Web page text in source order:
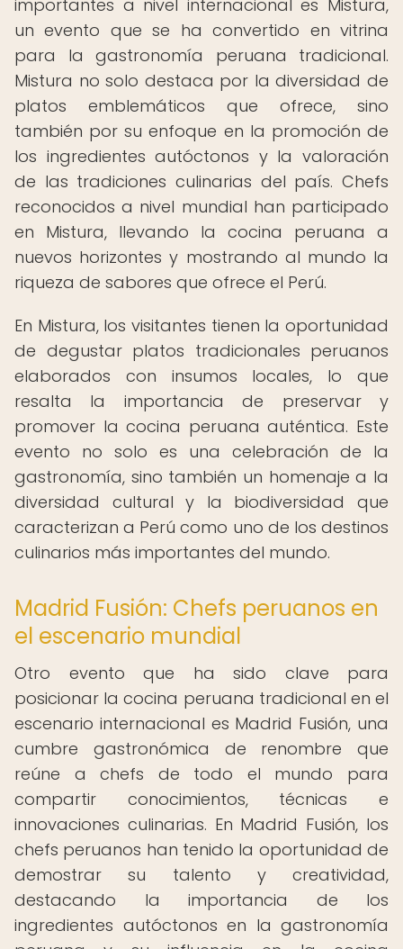
importantes a nivel internacional es Mistura,
un evento que se ha convertido en vitrina
para la gastronomía peruana tradicional.
Mistura no solo destaca por la diversidad de
platos emblemáticos que ofrece, sino
también por su enfoque en la promoción de
los ingredientes autóctonos y la valoración
de las tradiciones culinarias del país. Chefs
reconocidos a nivel mundial han participado
en Mistura, llevando la cocina peruana a
nuevos horizontes y mostrando al mundo la
riqueza de sabores que ofrece el Perú.
En Mistura, los visitantes tienen la oportunidad
de degustar platos tradicionales peruanos
elaborados con insumos locales, lo que
resalta la importancia de preservar y
promover la cocina peruana auténtica. Este
evento no solo es una celebración de la
gastronomía, sino también un homenaje a la
diversidad cultural y la biodiversidad que
caracterizan a Perú como uno de los destinos
culinarios más importantes del mundo.
Madrid Fusión: Chefs peruanos en
el escenario mundial
Otro evento que ha sido clave para
posicionar la cocina peruana tradicional en el
escenario internacional es Madrid Fusión, una
cumbre gastronómica de renombre que
reúne a chefs de todo el mundo para
compartir conocimientos, técnicas e
innovaciones culinarias. En Madrid Fusión, los
chefs peruanos han tenido la oportunidad de
demostrar su talento y creatividad,
destacando la importancia de los
ingredientes autóctonos en la gastronomía